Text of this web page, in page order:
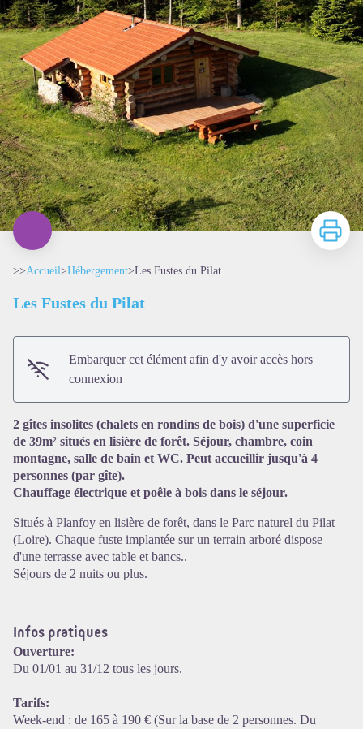
Voir l'image en plein écran
Imprimer
>>Accueil>Hébergement>Les Fustes du Pilat
Les Fustes du Pilat
Embarquer cet élément afin d'y avoir accès hors
connexion
2 gîtes insolites (chalets en rondins de bois) d'une superficie
de 39m² situés en lisière de forêt. Séjour, chambre, coin
montagne, salle de bain et WC. Peut accueillir jusqu'à 4
personnes (par gîte).
Chauffage électrique et poêle à bois dans le séjour.
Situés à Planfoy en lisière de forêt, dans le Parc naturel du Pilat
(Loire). Chaque fuste implantée sur un terrain arboré dispose
d'une terrasse avec table et bancs..
Séjours de 2 nuits ou plus.
Infos pratiques
Ouverture:
Du 01/01 au 31/12 tous les jours.
Tarifs:
Week-end : de 165 à 190 € (Sur la base de 2 personnes. Du